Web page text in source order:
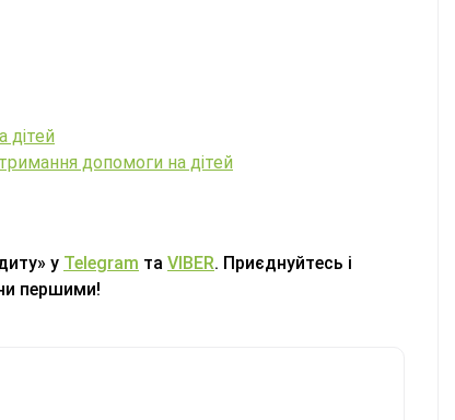
дітей
допомоги на дітей
у Telegram та VIBER. Приєднуйтесь і
першими!